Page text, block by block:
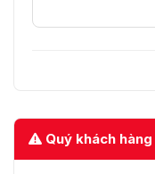
Quý khách